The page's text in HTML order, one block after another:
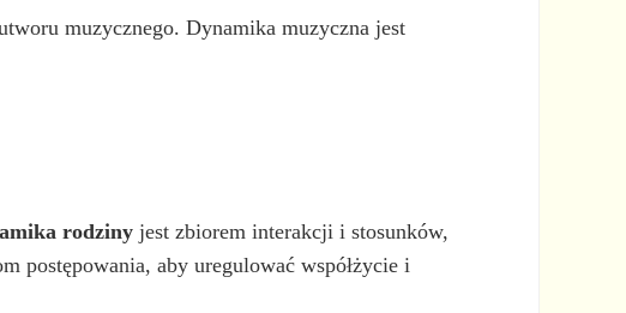
muzycznego. Dynamika muzyczna jest
rodziny jest zbiorem interakcji i stosunków,
postępowania, aby uregulować współżycie i